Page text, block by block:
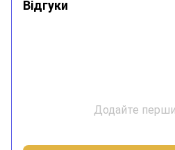
Відгуки
Додайте